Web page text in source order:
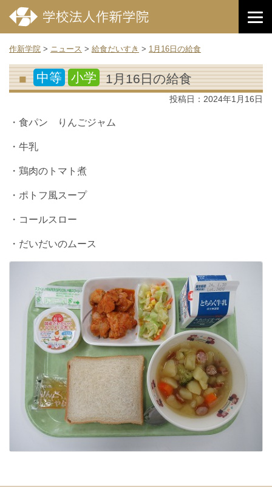
作新学院 > ニュース > 給食だいすき > 1月16日の給食
中等 小学 1月16日の給食
投稿日： 2024年1月16日
・食パン りんごジャム
・牛乳
・鶏肉のトマト煮
・ポトフ風スープ
・コールスロー
・だいだいのムース